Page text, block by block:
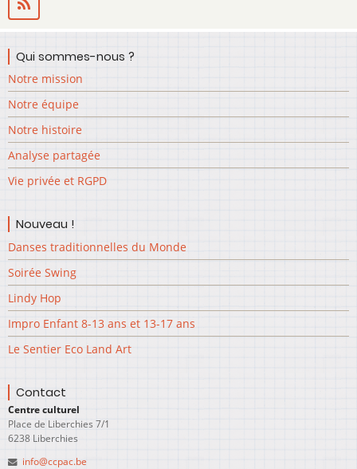
Qui sommes-nous ?
Notre mission
Notre équipe
Notre histoire
Analyse partagée
Vie privée et RGPD
Nouveau !
Danses traditionnelles du Monde
Soirée Swing
Lindy Hop
Impro Enfant 8-13 ans et 13-17 ans
Le Sentier Eco Land Art
Contact
Centre culturel
Place de Liberchies 7/1
6238 Liberchies
info@ccpac.be